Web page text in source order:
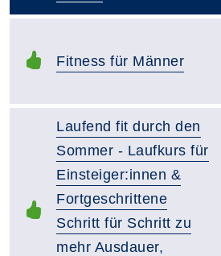
Fitness für Männer
Laufend fit durch den
Sommer - Laufkurs für
Einsteiger:innen &
Fortgeschrittene
Schritt für Schritt zu
mehr Ausdauer,